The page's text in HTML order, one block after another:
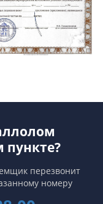
перезвонит
номеру